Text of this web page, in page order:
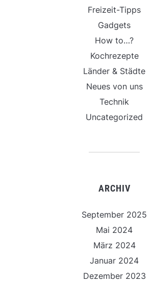
Freizeit-Tipps
Gadgets
How to…?
Kochrezepte
Länder & Städte
Neues von uns
Technik
Uncategorized
ARCHIV
September 2025
Mai 2024
März 2024
Januar 2024
Dezember 2023